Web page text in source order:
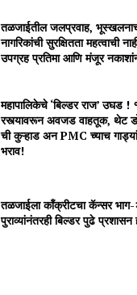
तळजाईतील जलप्रवाह,
नागरिकांची सुरक्षितता महत्वाची
उपग्रह प्रतिमा आणि मंजूर
महापालिकेचे ‘बिल्डर राज’ उघड !
रस्त्यावरून अवजड वाहतूक, थेट
ची कुऱ्हाड अन PMC च्याच
भराव!
तळजाईला कॉंक्रीटचा कॅन्सर
पुराव्यांनंतरही बिल्डर पुढे